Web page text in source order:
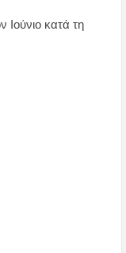
Ιούνιο κατά τη